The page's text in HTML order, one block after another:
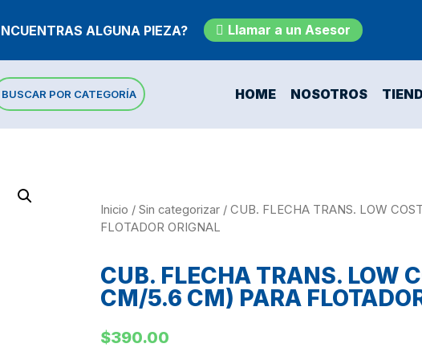
ALGUNA PIEZA? Llamar a un Asesor
BUSCAR POR CATEGORÍA HOME NOSOTROS
Inicio / Sin categorizar/ CUB. FLECHA TRANS. LOW
FLOTADOR ORIGNAL
CUB. FLECHA TRANS. LOW
CM/5.6 CM) PARA
$390.00